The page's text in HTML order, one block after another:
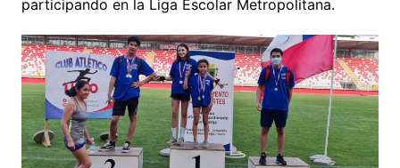
participando en la Liga Escolar Metropolitana.